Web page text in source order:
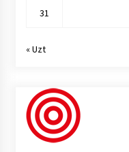
31
« Uzt